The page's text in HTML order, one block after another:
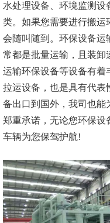
水处理设备、环境监测设
类。如果您需要进行搬运
会随叫随到。环保设备运
常都是批量运输，且装卸
运输环保设备等设备有着
拉运设备，也是具有代表
备出口到国外，我司也能
郑重承诺，无论您环保设
车辆为您保驾护航!